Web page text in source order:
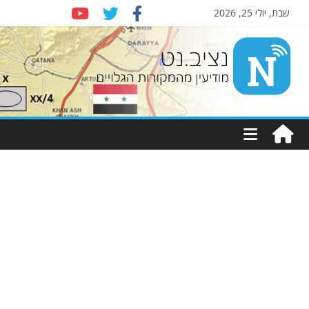
שבת, יולי 25, 2026
Nziv.net
מודיעין
מהמקורות